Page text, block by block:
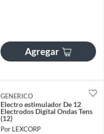
Agregar
GENERICO
Electro estimulador De 12
Electrodos Digital Ondas Tens
(12)
Por LEXCORP